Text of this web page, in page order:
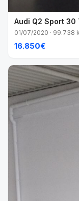
Audi Q2 Sport 30
01/07/2020 · 99.738
16.850€